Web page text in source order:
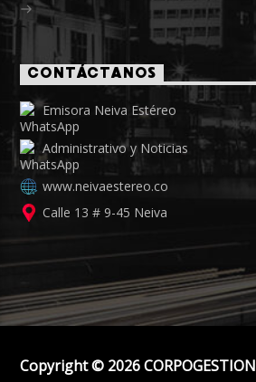
CONTÁCTANOS
Emisora Neiva Estéreo
Administrativo y Noticias
www.neivaestereo.co
Calle 13 # 9-45 Neiva
Copyright © 2026 CORPOGESTION